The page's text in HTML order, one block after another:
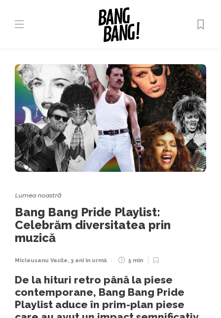
Lumea noastră
Bang Bang Pride Playlist:
Celebrăm diversitatea prin
muzică
Micleusanu Vasile, 3 ani în urmă 5 min
De la hituri retro până la piese
contemporane, Bang Bang Pride
Playlist aduce în prim-plan piese